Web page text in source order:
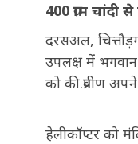
400 ग्राम चांदी
दरसअल,
उपलक्ष में
को की.प्रवीण
हेलीकॉप्टर को